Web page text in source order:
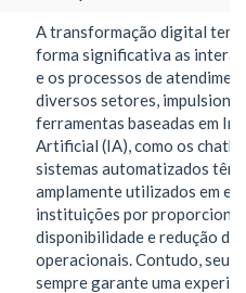
A transformação digital tem
forma significativa as
e os processos de
diversos setores,
ferramentas baseadas em
Artificial (IA), como os
sistemas automatizados têm
amplamente utilizados em
instituições por
disponibilidade e redução de
operacionais. Contudo, seu
sempre garante uma